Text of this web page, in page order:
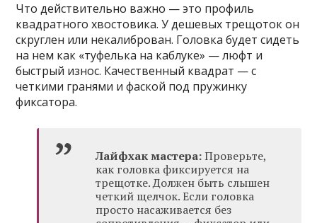
Что действительно важно — это профиль
квадратного хвостовика. У дешевых трещоток он
скруглен или некалиброван. Головка будет сидеть
на нем как «туфелька на каблуке» — люфт и
быстрый износ. Качественный квадрат — с
четкими гранями и фаской под пружинку
фиксатора.
Лайфхак мастера:Проверьте,
как головка фиксируется на
трещотке. Должен быть слышен
четкий щелчок. Если головка
просто насаживается без